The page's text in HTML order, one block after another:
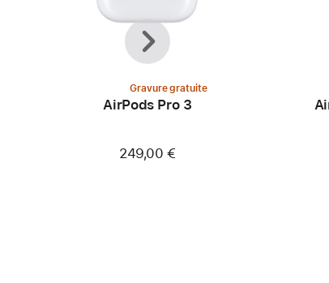
Gravure gratuite
AirPods Pro 3
249,00 €
Précédent
Suivant